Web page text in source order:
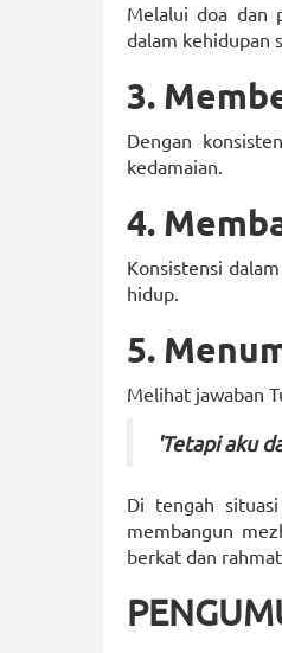
Melalui doa dan
dalam kehidupan
3.
Dengan
kedamaian.
4.
Konsistensi
hidup.
5.
Melihat jawaban
'Tetapi aku
Di tengah
membangun
berkat dan